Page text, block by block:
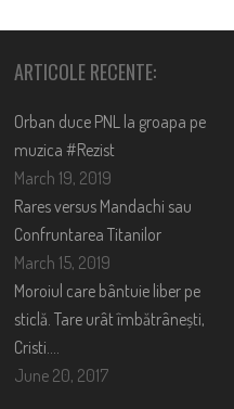
ARTICOLE RECENTE:
Orban duce PNL la groapa pe
muzica #Rezist
March 19, 2019
Rares versus Mandachi sau
Confruntarea Titanilor
March 15, 2019
Moroiul care bântuie liber pe
sticlă. Tare urât îmbătrânești,
Cristi….
June 20, 2017